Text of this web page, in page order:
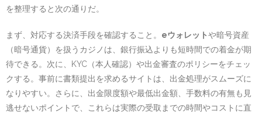
を整理すると次の通りだ。
まず、対応する決済手段を確認すること。 eウォレットや暗号資産
（暗号通貨）を扱うカジノは、銀行振込よりも短時間での着金が期
待できる。次に、KYC（本人確認）や出金審査のポリシーをチェッ
クする。事前に書類提出を求めるサイトは、出金処理がスムーズに
なりやすい。さらに、出金限度額や最低出金額、手数料の有無も見
逃せないポイントで、これらは実際の受取までの時間やコストに直